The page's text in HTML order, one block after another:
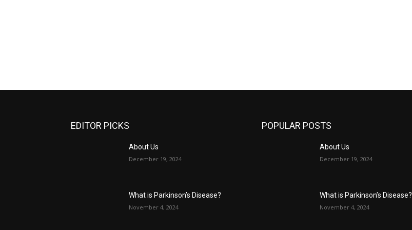
EDITOR PICKS
About Us
December 19, 2024
What is Parkinson’s Disease?
November 4, 2024
POPULAR POSTS
About Us
December 19, 2024
What is Parkinson’s Disease?
November 4, 2024